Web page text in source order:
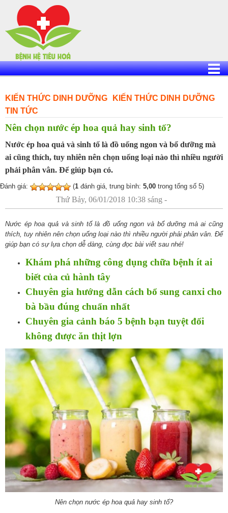
content
KIẾN THỨC DINH DƯỠNG
KIẾN THỨC DINH DƯỠNG
TIN TỨC
Nên chọn nước ép hoa quả hay sinh tố?
Nước ép hoa quả và sinh tố là đồ uống ngon và bổ dưỡng mà
ai cũng thích, tuy nhiên nên chọn uống loại nào thì nhiều người
phải phân vân. Để giúp bạn có.
Đánh giá: (1 đánh giá, trung bình: 5,00 trong tổng số 5)
Thứ Bảy, 06/01/2018 10:38 sáng -
Nước ép hoa quả và sinh tố là đồ uống ngon và bổ dưỡng mà ai cũng
thích, tuy nhiên nên chọn uống loại nào thì nhiều người phải phân vân. Để
giúp bạn có sự lựa chọn dễ dàng, cùng đọc bài viết sau nhé!
Khám phá những công dụng chữa bệnh ít ai
biết của củ hành tây
Chuyên gia hướng dẫn cách bổ sung canxi cho
bà bầu đúng chuẩn nhất
Chuyên gia cảnh báo 5 bệnh bạn tuyệt đối
không được ăn thịt lợn
Nên chọn nước ép hoa quả hay sinh tố?